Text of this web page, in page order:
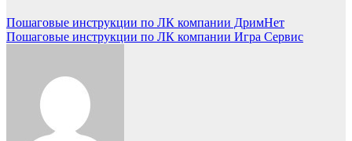
Пошаговые инструкции по ЛК компании ДримНет
Пошаговые инструкции по ЛК компании Игра Сервис